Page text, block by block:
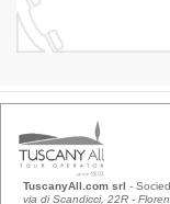
TuscanyAll.com srl -
via di Scandicci, 22R -